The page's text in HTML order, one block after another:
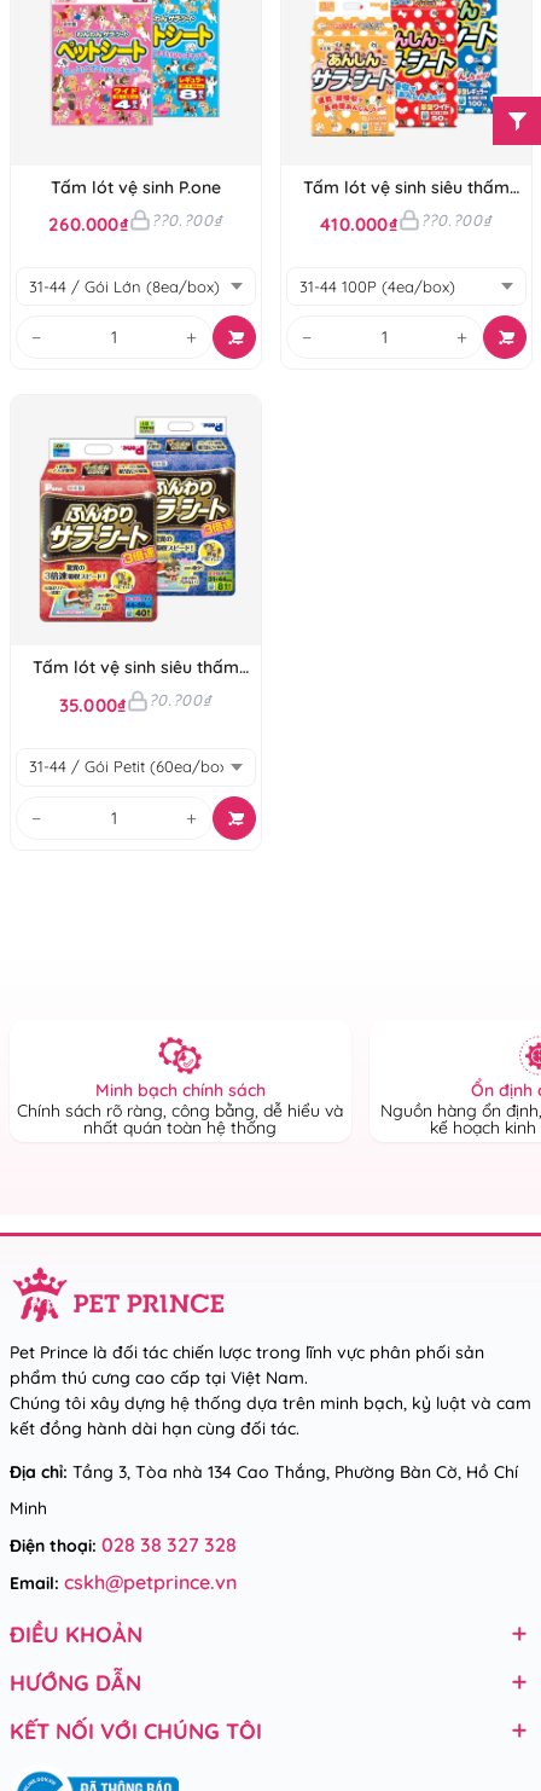
Tấm lót vệ sinh P.one
260.000₫ ??0.?00₫
− +
Tấm lót vệ sinh siêu thấm
khử mùi
410.000₫ ??0.?00₫
− +
Tấm lót vệ sinh siêu thấm
kháng khuẩn
35.000₫ ?0.?00₫
− +
Minh bạch chính sách
Chính sách rõ ràng, công bằng, dễ hiểu và
nhất quán toàn hệ thống
Ổn định
Nguồn hàng ổn
kế hoạch
Pet Prince là đối tác chiến lược trong lĩnh vực phân phối sản
phẩm thú cưng cao cấp tại Việt Nam.
Chúng tôi xây dựng hệ thống dựa trên minh bạch, kỷ luật và cam
kết đồng hành dài hạn cùng đối tác.
Địa chỉ: Tầng 3, Tòa nhà 134 Cao Thắng, Phường Bàn Cờ, Hồ Chí
Minh
Điện thoại: 028 38 327 328
Email: cskh@petprince.vn
ĐIỀU KHOẢN
HƯỚNG DẪN
KẾT NỐI VỚI CHÚNG TÔI